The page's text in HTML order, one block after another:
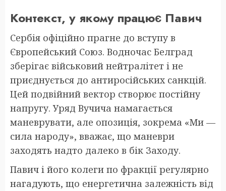
Контекст, у якому працює Павич
Сербія офіційно прагне до вступу в
Європейський Союз. Водночас Белград
зберігає військовий нейтралітет і не
приєднується до антиросійських санкцій.
Цей подвійний вектор створює постійну
напругу. Уряд Вучича намагається
маневрувати, але опозиція, зокрема «Ми —
сила народу», вважає, що маневри
заходять надто далеко в бік Заходу.
Павич і його колеги по фракції регулярно
нагадують, що енергетична залежність від